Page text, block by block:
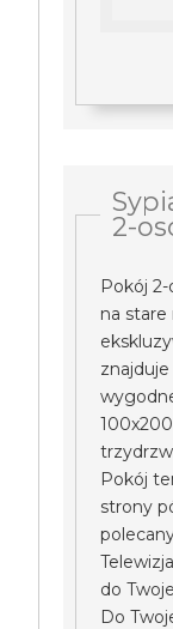
2-
Pokój
na stare
Pokój
strony
do
Do